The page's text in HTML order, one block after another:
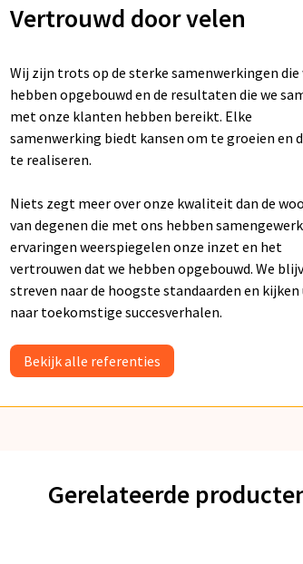
Vertrouwd door velen
Wij zijn trots op de sterke samenwerkingen die
hebben opgebouwd en de resultaten die we
met onze klanten hebben bereikt. Elke
samenwerking biedt kansen om te groeien en
te realiseren.
Niets zegt meer over onze kwaliteit dan de
van degenen die met ons hebben
ervaringen weerspiegelen onze inzet en het
vertrouwen dat we hebben opgebouwd. We
streven naar de hoogste standaarden en
naar toekomstige succesverhalen.
Bekijk alle referenties
Gerelateerde